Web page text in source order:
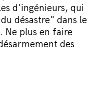
d'ingénieurs, qui
désastre" dans le
Ne plus en faire
des